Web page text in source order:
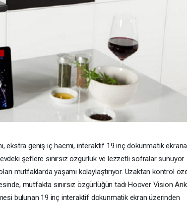
ekstra geniş iç hacmi, interaktif 19 inç dokunmatik ekrana
şeflere sınırsız özgürlük ve lezzetli sofralar sunuyor
mutfaklarda yaşamı kolaylaştırıyor. Uzaktan kontrol
mutfakta sınırsız özgürlüğün tadı Hoover Vision
bulunan 19 inç interaktif dokunmatik ekran üzerinden